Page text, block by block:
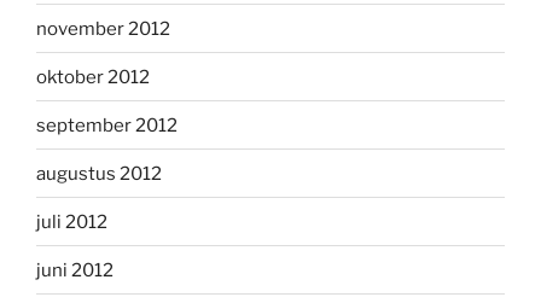
november 2012
oktober 2012
september 2012
augustus 2012
juli 2012
juni 2012